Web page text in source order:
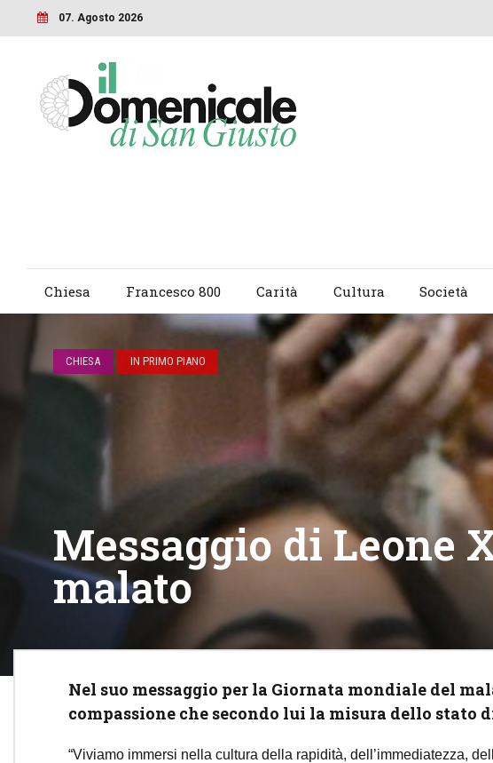
07. Agosto 2026
Chiesa Francesco 800 Carità Cultura Società
CHIESA IN PRIMO PIANO
Messaggio di Leone
malato
Nel suo messaggio per la Giornata mondiale del
compassione che secondo lui la misura dello stato
“Viviamo immersi nella cultura della rapidità, dell’immediatezza,